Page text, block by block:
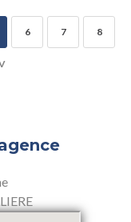
6 7 8